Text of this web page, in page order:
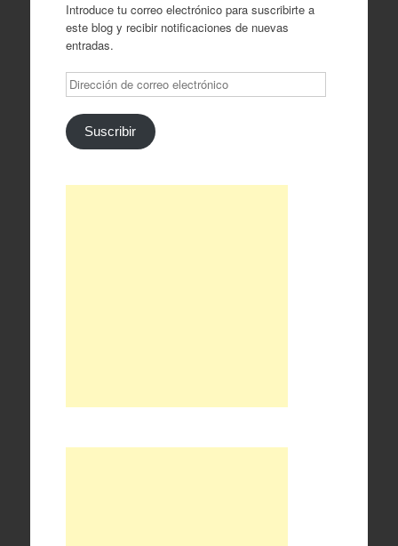
Introduce tu correo electrónico para suscribirte a
este blog y recibir notificaciones de nuevas
entradas.
Dirección
de
correo
electrónico
Suscribir